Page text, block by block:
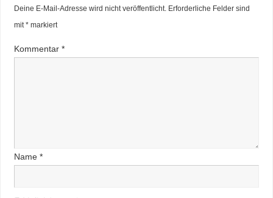
Deine E-Mail-Adresse wird nicht veröffentlicht. Erforderliche Felder sind
mit*markiert
Kommentar *
Name *